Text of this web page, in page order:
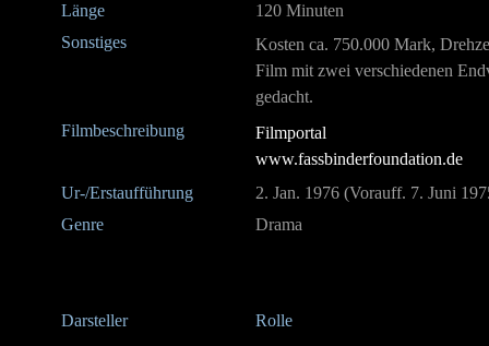
Länge
120 Minuten
Sonstiges
Kosten ca. 750.000 Mark,
Film mit zwei verschiedenen
gedacht.
Filmbeschreibung
Filmportal
www.fassbinderfoundation.de
Ur-/Erstaufführung
2. Jan. 1976 (Vorauff. 7. Juni
Genre
Drama
Darsteller
Rolle